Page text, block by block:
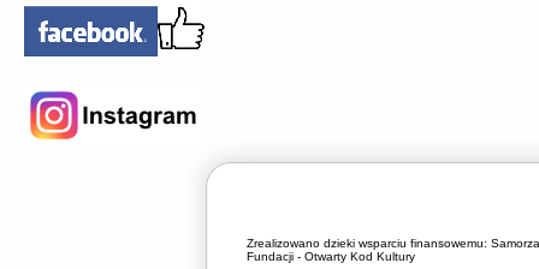
Zrealizowano dzieki wsparciu finansowemu:
Fundacji - Otwarty Kod Kultury